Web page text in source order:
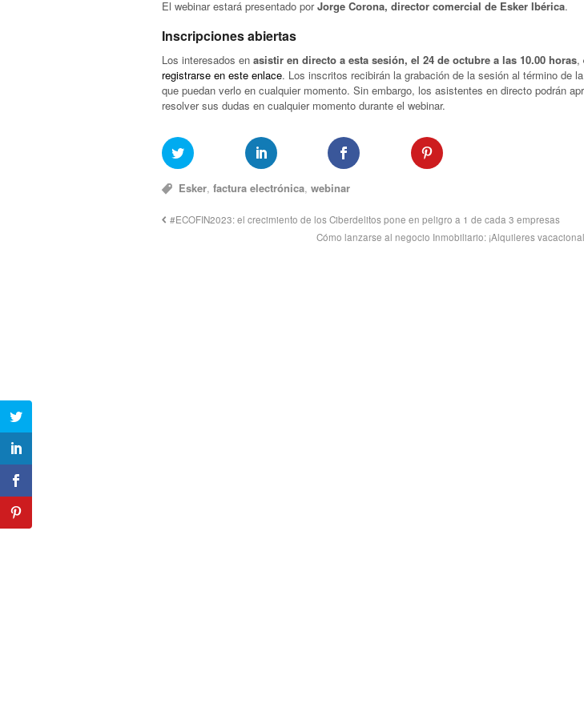
El webinar estará presentado porJorge Corona, director comercial de Esker Ibérica.
Inscripciones abiertas
Los interesados en asistir en directo a esta sesión, el 24 de octubre a las 10.00 horas,
registrarse en este enlace. Los inscritos recibirán la grabación de la sesión al término de
que puedan verlo en cualquier momento. Sin embargo, los asistentes en directo podrán
resolver sus dudas en cualquier momento durante el webinar.
Esker,factura electrónica,webinar
#ECOFIN2023: el crecimiento de los Ciberdelitos pone en peligro a 1 de cada 3 empresas
Cómo lanzarse al negocio Inmobiliario: ¡Alquileres